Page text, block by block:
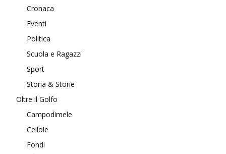
Cronaca
Eventi
Politica
Scuola e Ragazzi
Sport
Storia & Storie
Oltre il Golfo
Campodimele
Cellole
Fondi